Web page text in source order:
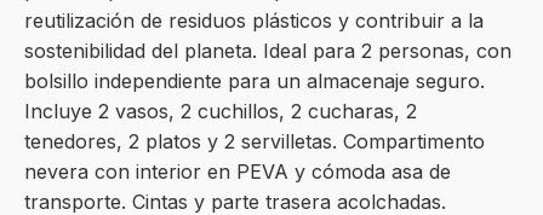
reutilización de residuos plásticos y contribuir a la
sostenibilidad del planeta. Ideal para 2 personas, con
bolsillo independiente para un almacenaje seguro.
Incluye 2 vasos, 2 cuchillos, 2 cucharas, 2
tenedores, 2 platos y 2 servilletas. Compartimento
nevera con interior en PEVA y cómoda asa de
transporte. Cintas y parte trasera acolchadas.